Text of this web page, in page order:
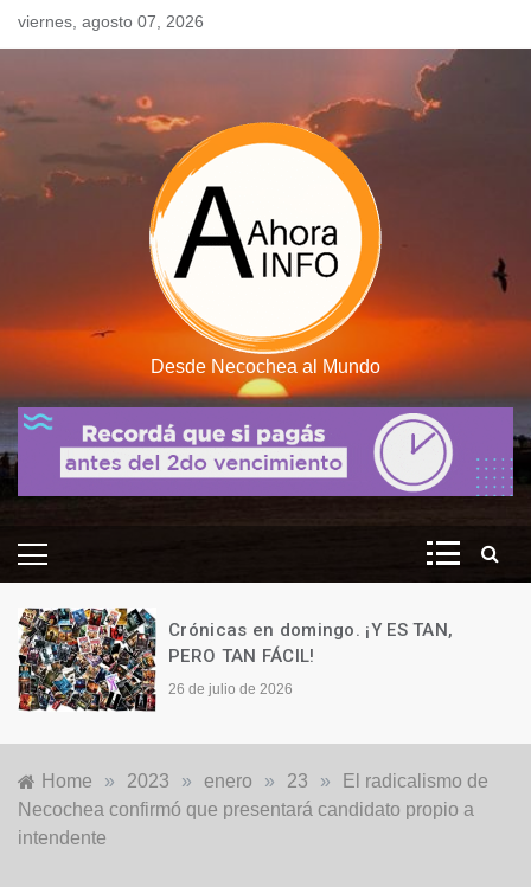
Skipviernes, agosto 07, 2026
Desde Necochea al Mundo
Crónicas en domingo. ¡Y ES TAN,
PERO TAN FÁCIL!
26 de julio de 2026
Home » 2023 » enero » 23 »
El radicalismo de
Necochea confirmó que presentará candidato propio a
intendente